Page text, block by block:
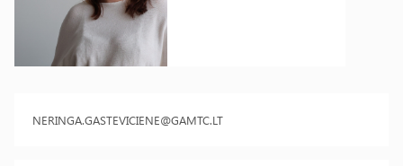
NERINGA.GASTEVICIENE@GAMTC.LT